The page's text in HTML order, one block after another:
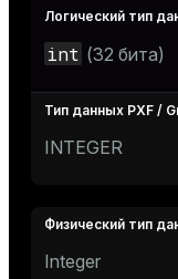
int (32 бита)
INTEGER
Integer